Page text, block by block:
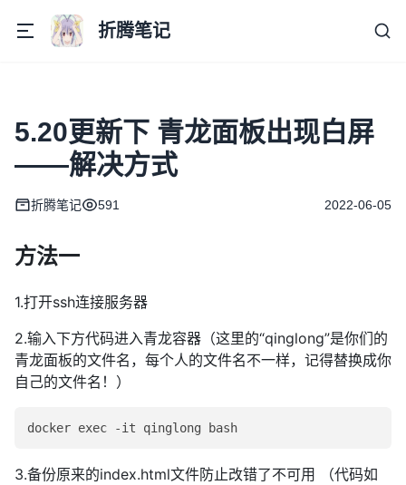
折腾笔记
5.20更新下 青龙面板出现白屏
——解决方式
折腾笔记 591 2022-06-05
方法一
1.打开ssh连接服务器
2.输入下方代码进入青龙容器（这里的“qinglong”是你们的
青龙面板的文件名，每个人的文件名不一样，记得替换成你
自己的文件名！）
docker exec -it qinglong bash
3.备份原来的index.html文件防止改错了不可用 （代码如